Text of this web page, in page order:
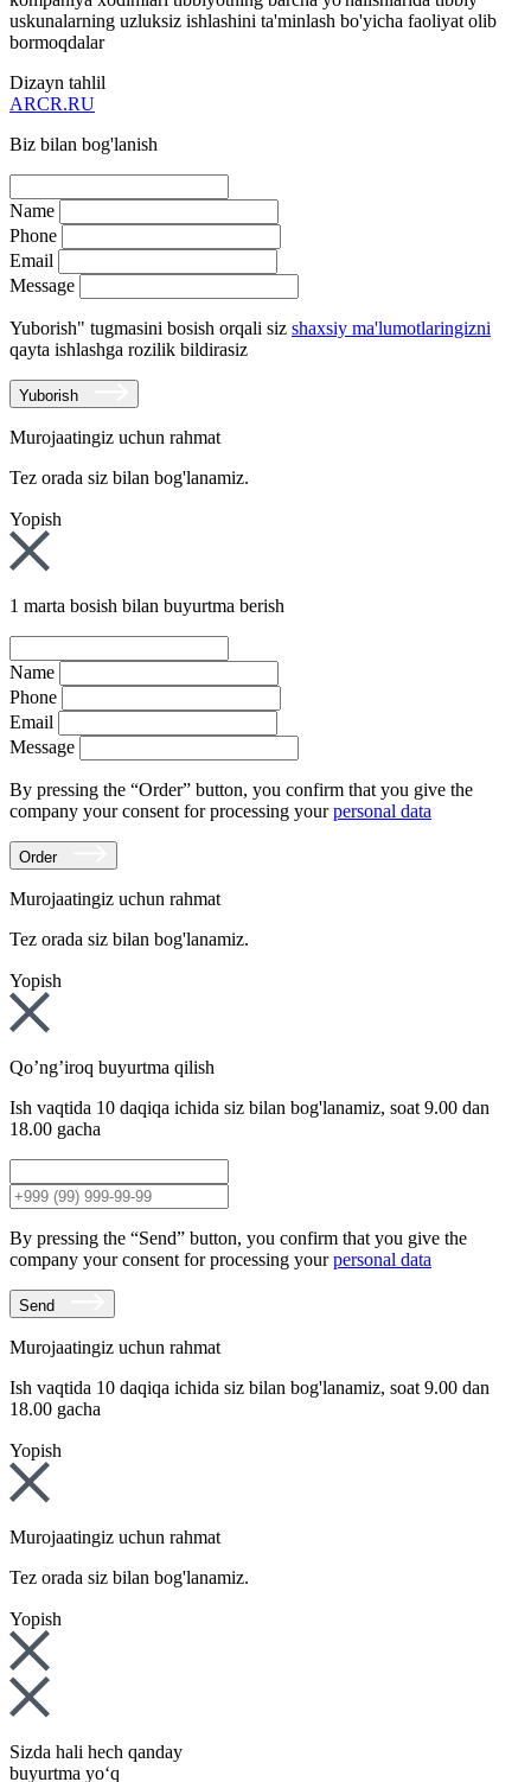
uskunalarning uzluksiz ishlashini ta'minlash bo'yicha faoliyat olib
bormoqdalar
Dizayn tahlil
ARCR.RU
Biz bilan bog'lanish
Name
Phone
Email
Message
Yuborish" tugmasini bosish orqali siz shaxsiy ma'lumotlaringizni
qayta ishlashga rozilik bildirasiz
Yuborish
Murojaatingiz uchun rahmat
Tez orada siz bilan bog'lanamiz.
Yopish
1 marta bosish bilan buyurtma berish
Name
Phone
Email
Message
By pressing the “Order” button, you confirm that you give the
company your consent for processing yourpersonal data
Order
Murojaatingiz uchun rahmat
Tez orada siz bilan bog'lanamiz.
Yopish
Qo’ng’iroq buyurtma qilish
Ish vaqtida 10 daqiqa ichida siz bilan bog'lanamiz, soat 9.00 dan
18.00 gacha
By pressing the “Send” button, you confirm that you give the
company your consent for processing yourpersonal data
Send
Murojaatingiz uchun rahmat
Ish vaqtida 10 daqiqa ichida siz bilan bog'lanamiz, soat 9.00 dan
18.00 gacha
Yopish
Murojaatingiz uchun rahmat
Tez orada siz bilan bog'lanamiz.
Yopish
Sizda hali hech qanday
buyurtma yo‘q